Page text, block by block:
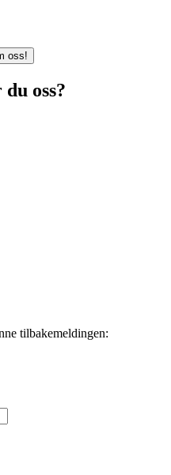
oss!
oss?
tilbakemeldingen: